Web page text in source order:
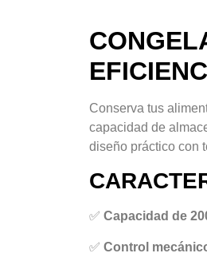
Conserva tus
capacidad de
diseño práctico con
✅ Capacidad de
✅ Control